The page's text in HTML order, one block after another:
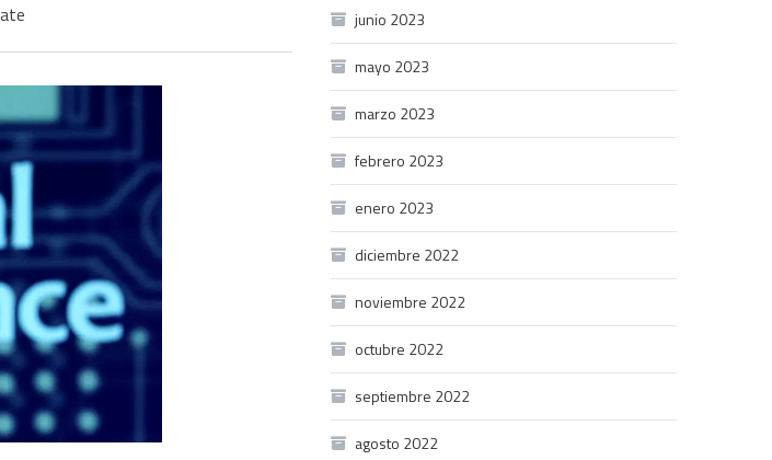
junio 2023
mayo 2023
marzo 2023
febrero 2023
enero 2023
diciembre 2022
noviembre 2022
octubre 2022
septiembre 2022
agosto 2022